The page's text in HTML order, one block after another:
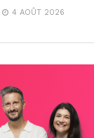
4 AOÛT 2026